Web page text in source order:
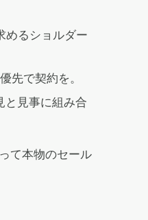
めるショルダー
先で契約を。
と見事に組み合
て本物のセール